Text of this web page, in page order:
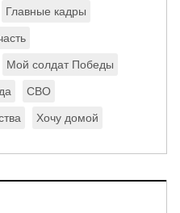
Главные кадры
Мой солдат Победы
СВО
Хочу домой